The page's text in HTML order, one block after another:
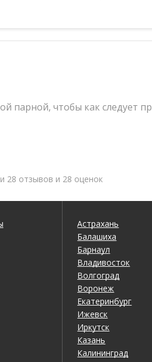
парной, чтобы как следует
Сотрудники здесь очень
28 отзывов и 28 оценок
Астрахань
Балашиха
Барнаул
Владивосток
Волгоград
Воронеж
Екатеринбург
Ижевск
Иркутск
Казань
Калининград